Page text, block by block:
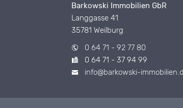
Barkowski Immobilien GbR
Langgasse 41
35781 Weilburg
0 64 71 - 92 77 80
0 64 71 - 37 94 99
info@barkowski-